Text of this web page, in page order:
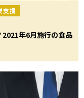
支援
年6月施行の食品